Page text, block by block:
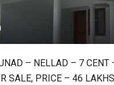
– NELLAD – 7
SALE, PRICE – 46